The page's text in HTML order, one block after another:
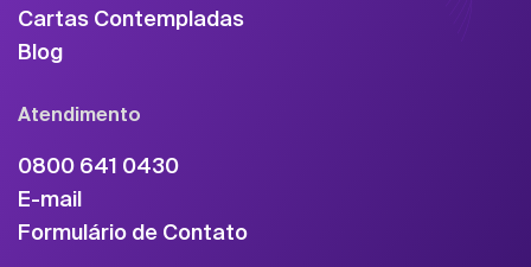
Cartas Contempladas
Blog
Atendimento
0800 641 0430
E-mail
Formulário de Contato